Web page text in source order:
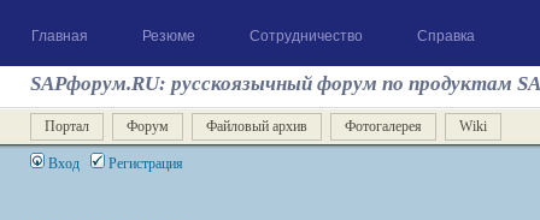
Главная Резюме Сотрудничество Справка
SAPфорум.RU: русскоязычный форум по продуктам
Портал Форум Файловый архив Фотогалерея Wiki
Вход Регистрация